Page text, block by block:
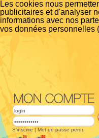
Les cookies nous
publicitaires et d'analyser
informations avec nos
vos données personnelles
S'inscrire | Mot de passe perdu